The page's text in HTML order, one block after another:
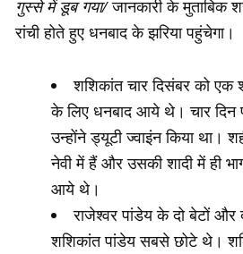
गुस्से में डूब गया/जानकारी के मुताबिक
रांची होते हुए धनबाद के झरिया पहुंचेगा।
शशिकांत चार दिसंबर को एक
के लिए धनबाद आये थे। चार दिन
उन्होंने ड्यूटी ज्वाइंन किया था।
नेवी में हैं और उसकी शादी में ही
आये थे।
राजेश्वर पांडेय के दो बेटों और
शशिकांत पांडेय सबसे छोटे थे।